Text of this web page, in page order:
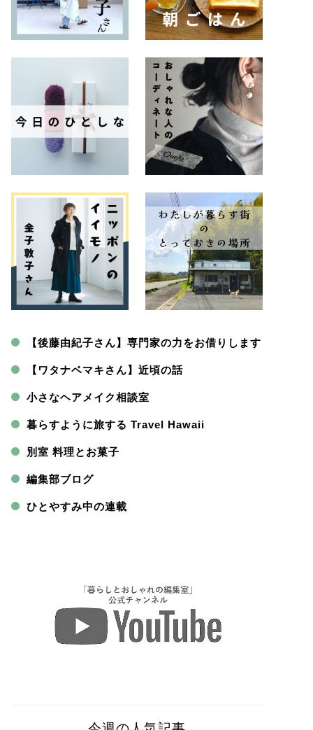
【後藤由紀子さん】専門家の力をお借りします
【ワタナベマキさん】近頃の話
小さなヘアメイク相談室
暮らすように旅する Travel Hawaii
別室 料理とお菓子
編集部ブログ
ひとやすみ中の連載